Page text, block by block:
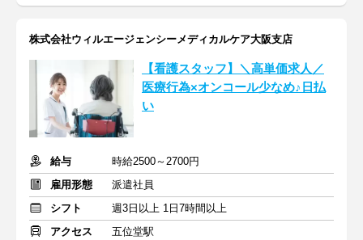
株式会社ウィルエージェンシーメディカルケア大阪支店
【看護スタッフ】＼高単価求人／
医療行為×オンコール少なめ♪日払
い
給与
時給2500～2700円
雇用形態
派遣社員
シフト
週3日以上 1日7時間以上
アクセス
五位堂駅